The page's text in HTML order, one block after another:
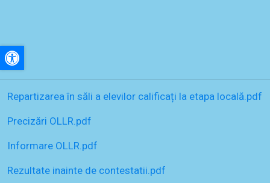
A+
A-
Repartizarea în săli a elevilor calificați la etapa locală.pdf
Precizări OLLR.pdf
Informare OLLR.pdf
Rezultate inainte de contestatii.pdf